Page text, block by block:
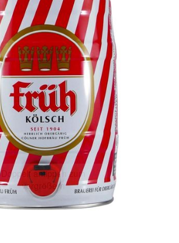
Doppelt antippen zum
vergrößern